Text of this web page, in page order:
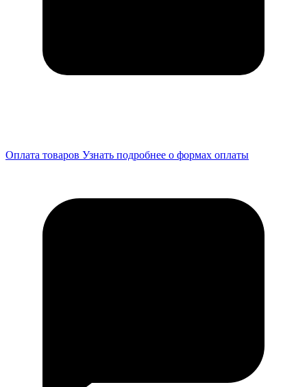
Оплата товаров Узнать подробнее о формах оплаты